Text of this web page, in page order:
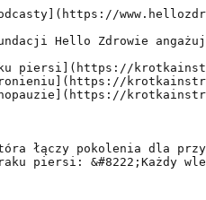
Hello Zdrowie
piersi](https://
łączy pokolenia dla
piersi: &#8222;Każdy